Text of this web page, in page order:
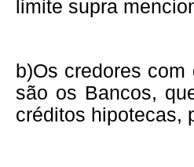
limite supra
b)Os credores
são os Bancos,
créditos hipotecas,